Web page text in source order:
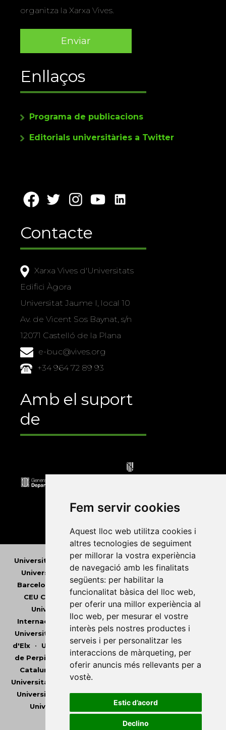
Fem servir cookies
Aquest lloc web utilitza cookies i
altres tecnologies de seguiment
per millorar la vostra experiència
de navegació amb les finalitats
següents: per habilitar la
funcionalitat bàsica del lloc web,
per oferir una millor experiència al
lloc web, per mesurar el vostre
interès pels nostres productes i
serveis i per personalitzar les
interaccions de màrqueting, per
oferir anuncis més rellevants per a
vostè.
Estic d’acord
Declino
organitza la Xarxa Vives.
Enllaços
Programa de publicacions
Editorials universitàries a Twitter
Contacte
Xarxa Vives d'Universitats
Edifici Àgora
Universitat Jaume I, local 10
Av. de Vicent Sos Baynat, s/n
12071 Castelló de la Plana
e-buc@vives.org
+34 964 72 89 93
Amb el suport
de
Universitat Abat Oliba CEU • Universitat d'Alacant
Universitat d'Andorra•Universitat Autònoma de
Barcelona
Universitat de Barcelona •
CEU Cardenal Herrera•Universitat de Girona•
Universitat de les Illes Balears•Universitat
Internacional de Catalunya•Universitat Jaume I
Universitat de Lleida•Universitat Miguel Hernández
d'Elx• Universitat Oberta de Catalunya•Universitat
de Perpinyà Via Domitia•Universitat Politècnica de
Catalunya
Universitat Politècnica de València •
Universitat Pompeu Fabra
Universitat Rovira i Virgili•Universitat de Sàsser•
Universitat de València•Universitat de Vic -